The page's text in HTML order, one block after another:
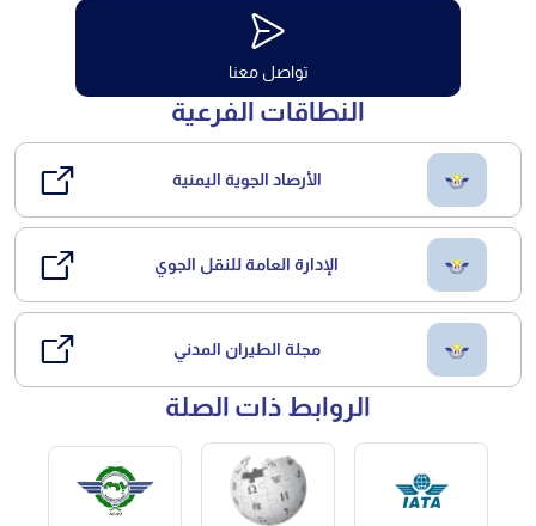
تواصل معنا
النطاقات الفرعية
الأرصاد الجوية اليمنية
الإدارة العامة للنقل الجوي
مجلة الطيران المدني
الروابط ذات الصلة